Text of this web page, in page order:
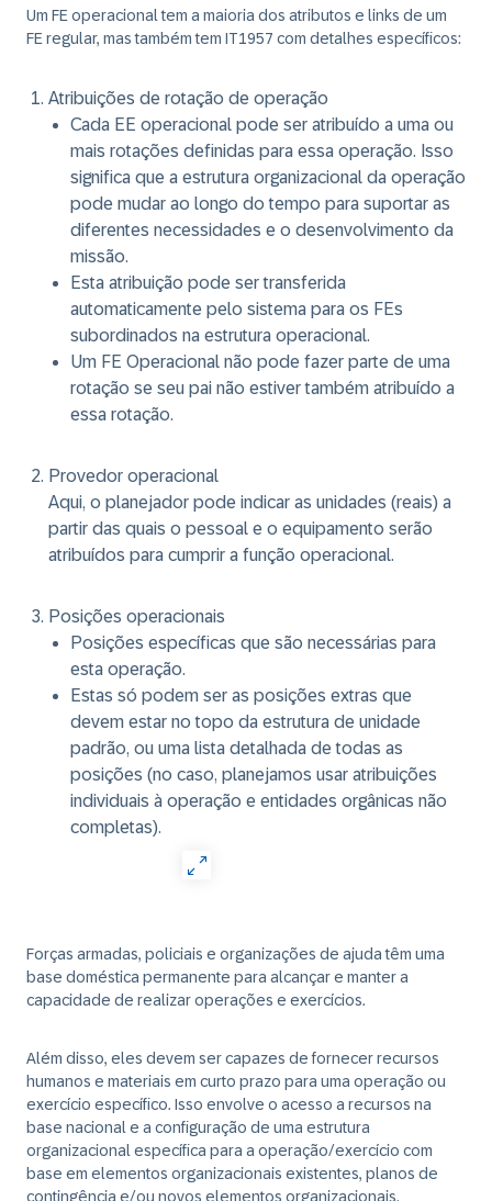
Um FE operacional tem a maioria dos atributos e links de um
FE regular, mas também tem IT1957 com detalhes específicos:
Atribuições de rotação de operação
Cada EE operacional pode ser atribuído a uma ou
mais rotações definidas para essa operação. Isso
significa que a estrutura organizacional da operação
pode mudar ao longo do tempo para suportar as
diferentes necessidades e o desenvolvimento da
missão.
Esta atribuição pode ser transferida
automaticamente pelo sistema para os FEs
subordinados na estrutura operacional.
Um FE Operacional não pode fazer parte de uma
rotação se seu pai não estiver também atribuído a
essa rotação.
Provedor operacional
Aqui, o planejador pode indicar as unidades (reais) a
partir das quais o pessoal e o equipamento serão
atribuídos para cumprir a função operacional.
Posições operacionais
Posições específicas que são necessárias para
esta operação.
Estas só podem ser as posições extras que
devem estar no topo da estrutura de unidade
padrão, ou uma lista detalhada de todas as
posições (no caso, planejamos usar atribuições
individuais à operação e entidades orgânicas não
completas).
Forças armadas, policiais e organizações de ajuda têm uma
base doméstica permanente para alcançar e manter a
capacidade de realizar operações e exercícios.
Além disso, eles devem ser capazes de fornecer recursos
humanos e materiais em curto prazo para uma operação ou
exercício específico. Isso envolve o acesso a recursos na
base nacional e a configuração de uma estrutura
organizacional específica para a operação/exercício com
base em elementos organizacionais existentes, planos de
contingência e/ou novos elementos organizacionais.